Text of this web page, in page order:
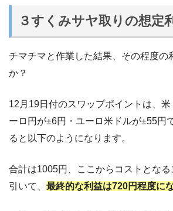
３すくみサヤ取りの想定
チマチマと作業した結果、その程度の
か？
12月19日付のスワップポイントは、
ーロ円が±6円・ユーロ米ドルが±55円
ると以下のようになります。
合計は1005円、ここからコストとな
引いて、 最終的な利益は720円程度に